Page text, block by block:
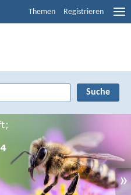
Themen Registrieren
»